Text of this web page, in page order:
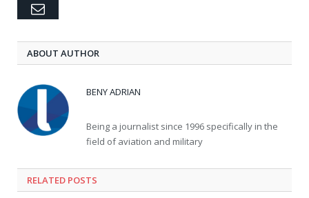
Email
ABOUT AUTHOR
BENY ADRIAN
Being a journalist since 1996 specifically in the
field of aviation and military
RELATED POSTS